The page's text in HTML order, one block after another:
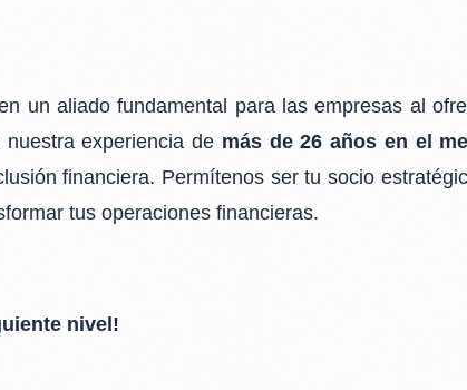
un aliado fundamental para lasempresas al
nuestra experiencia de más de 26 años en el
financiera. Permítenos ser tu socio
tus operacionesfinancieras.
nivel!